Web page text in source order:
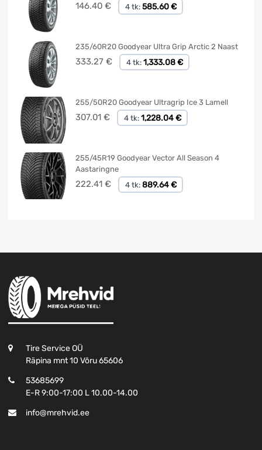
146.40 € 4 tk: 585.60 €
235/60R20 Goodyear Ultra Grip Arctic 2 Naast
333.27 € 4 tk: 1,333.08 €
255/50R20 Goodyear Ultragrip Ice 3 Lamell
307.01 € 4 tk: 1,228.04 €
255/45R19 Goodyear Vector All Season 4
Aastaringne
222.41 € 4 tk: 889.64 €
Tire Service OÜ
Räpina mnt 10 Võru 65606
53685699
E-R 9:00-17:00 L 10.00-14.00
info@mrehvid.ee